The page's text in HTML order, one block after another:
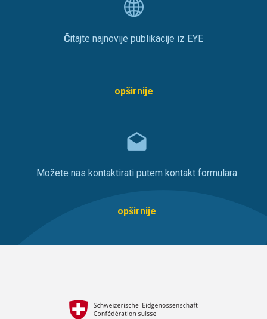
Čitajte najnovije publikacije iz EYE
opširnije
Možete nas kontaktirati putem kontakt formulara
opširnije